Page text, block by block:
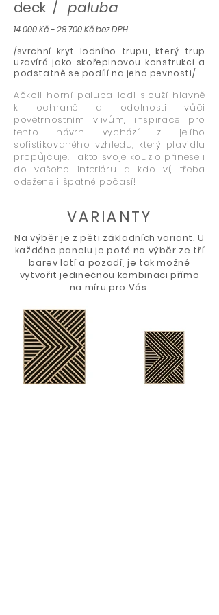
deck / paluba
14 000 Kč - 28 700 Kč bez DPH
/svrchní kryt lodního trupu, který trup
uzavírá jako skořepinovou konstrukci a
podstatně se podílí na jeho pevnosti/
Ačkoli horní paluba lodi slouží hlavně
k ochraně a odolnosti vůči
povětrnostním vlivům, inspirace pro
tento návrh vychází z jejího
sofistikovaného vzhledu, který plavidlu
propůjčuje. Takto svoje kouzlo přinese i
do vašeho interiéru a kdo ví, třeba
odežene i špatné počasí!
VARIANTY
Na výběr je z pěti základních variant. U
každého panelu je poté na výběr ze tří
barev latí a pozadí, je tak možné
vytvořit jedinečnou kombinaci přímo
na míru pro Vás.